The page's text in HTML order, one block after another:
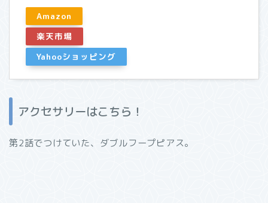
Amazon
楽天市場
Yahooショッピング
アクセサリーはこちら！
第2話でつけていた、ダブルフープピアス。